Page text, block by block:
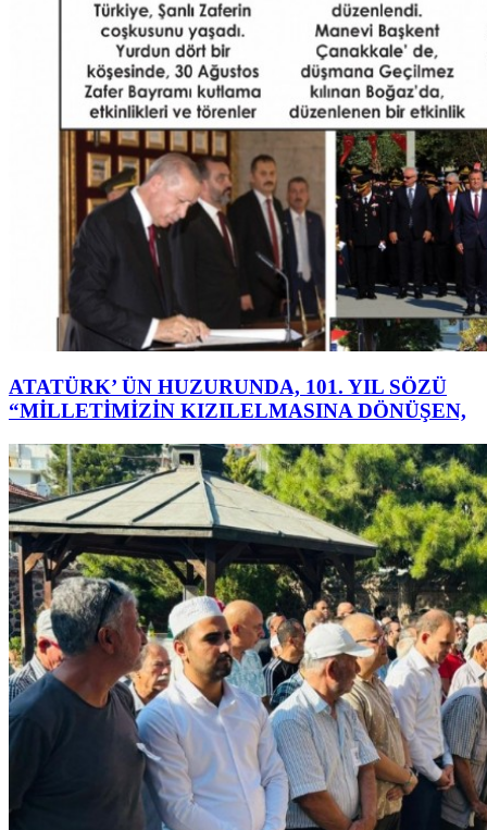
ATATÜRK’ ÜN HUZURUNDA, 101. YIL SÖZÜ
“MİLLETİMİZİN KIZILELMASINA DÖNÜŞEN,